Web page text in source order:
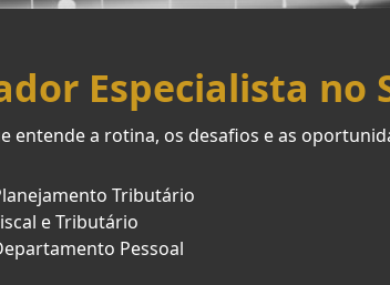
Especialista no
entende a rotina, os desafios e as
Tributário
e Tributário
Pessoal